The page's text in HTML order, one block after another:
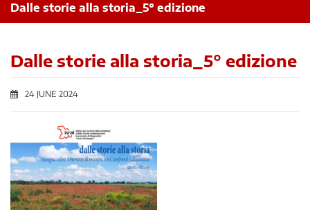
Dalle storie alla storia_5° edizione
Dalle storie alla storia_5° edizione
24 JUNE 2024